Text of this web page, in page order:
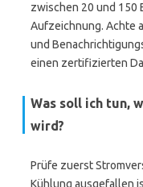
zwischen 20 und 150
Aufzeichnung. Achte
und
einen zertifizierten
Was soll ich tun,
wird?
Prüfe zuerst
Kühlung ausgefallen